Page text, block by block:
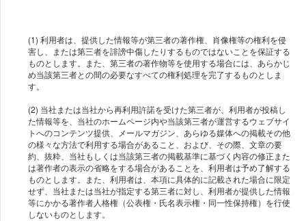
(1) 利用者は、提供した情報等が第三者の著作権、肖像権等の権利を侵
害し、または第三者を誹謗中傷したりするものではないことを保証する
ものとします。また、第三者の著作物等を使用する場合には、あらかじ
め当該第三者との間の必要なすべての権利処理を完了するものとしま
す。
(2) 当社または当社から再利用許諾を受けた第三者が、利用者が投稿し
た情報等を、当社のホームページ内や当該第三者が運営するウェブサイ
トへのコンテンツ提供、メールマガジン、あらゆる媒体への掲載その他
の様々な方法で利用する場合があること、および、その際、文章の要
約、抜粋、当社もしくは当該第三者の掲載基準に基づく内容の修正また
は著作者の表示の省略をする場合があることを、利用者は予め了解する
ものとします。また、利用者は、本項に具体的に記載された場合に限定
せず、当社または当社が指定する第三者に対し、利用者が提供した情報
等にかかる著作者人格権（公表権・氏名表示権・同一性保持権）を行使
しないものとします。